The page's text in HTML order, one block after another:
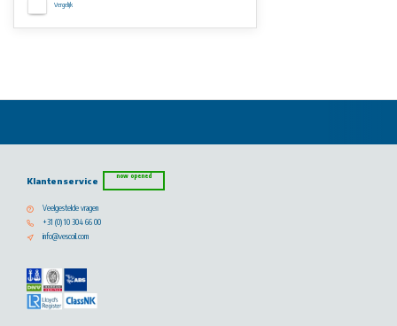
Vergelijk
Klantenservice now opened
Veelgestelde vragen
+31 (0) 10 304 66 00
info@vescoil.com